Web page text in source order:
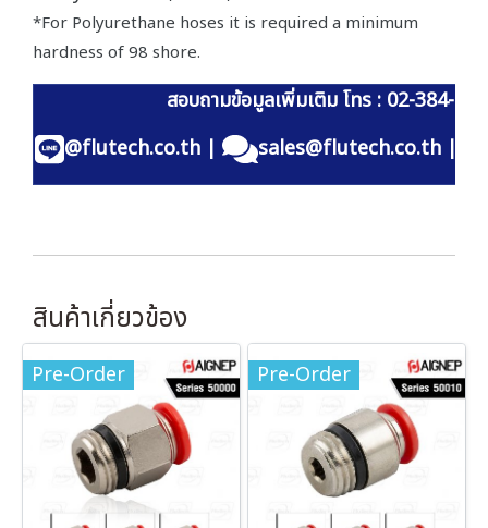
*For Polyurethane hoses it is required a minimum
hardness of 98 shore.
สอบถามข้อมูลเพิ่มเติม โทร : 02-384-
@flutech.co.th| sales@flutech.co.th |
สินค้าเกี่ยวข้อง
Pre-Order Pre-Order